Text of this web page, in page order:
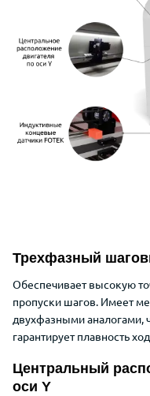
Трехфазный
Обеспечивает высокую
пропуски шагов. Имеет
двухфазными аналогами,
гарантирует плавность
Центральный
оси Y